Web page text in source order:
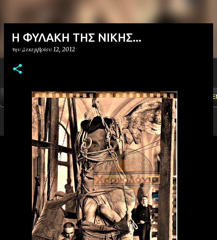
ΑΡΧΙΚΗ YOUTUBE FACEBOOK
Η ΦΥΛΑΚΗ ΤΗΣ ΝΙΚΗΣ...
την Δεκεμβρίου 12, 2012